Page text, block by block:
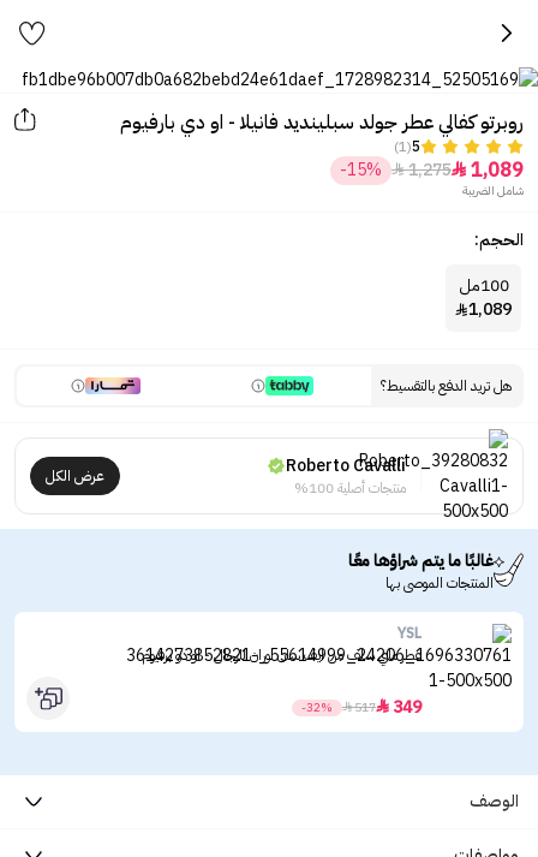
روبرتو كفالي عطر جولد سبلينديد فانيلا - او دي بارفيوم
5
(1)
1,089

1,275

-15%
شامل الضريبة
الحجم:
100مل
1,089

هل تريد الدفع بالتقسيط؟
Roberto Cavalli
منتجات أصلية 100%
عرض الكل
غالبًا ما يتم شراؤها معًا
المنتجات الموصى بها
YSL
عطر ماي سلف من ايف سان لوران للرجال - او دو برفيوم
349

517

-32%
الوصف